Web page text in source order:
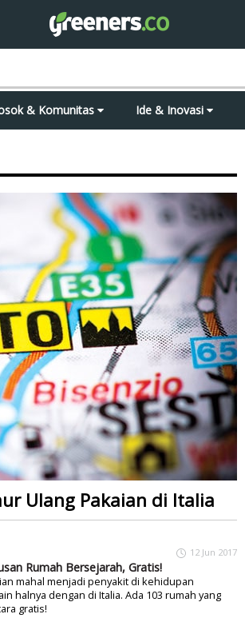
& Komunitas Ide & Inovasi
Ulang Pakaian di Italia
12 Jun 2017
Rumah Bersejarah, Gratis!
mahal menjadi penyakit di kehidupan
halnya dengan di Italia. Ada 103 rumah yang
gratis!